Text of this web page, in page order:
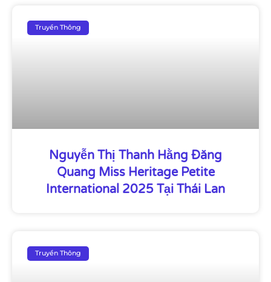
Truyền Thông
Nguyễn Thị Thanh Hằng Đăng
Quang Miss Heritage Petite
International 2025 Tại Thái Lan
Truyền Thông